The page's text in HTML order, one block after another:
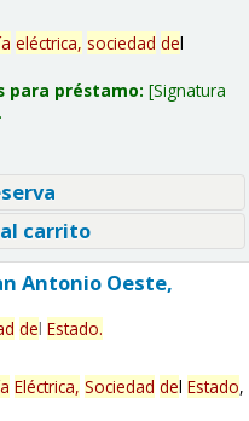
eléctrica, sociedad del
para préstamo: Signatura
carrito
Antonio Oeste,
del Estado.
Eléctrica, Sociedad del Estado,